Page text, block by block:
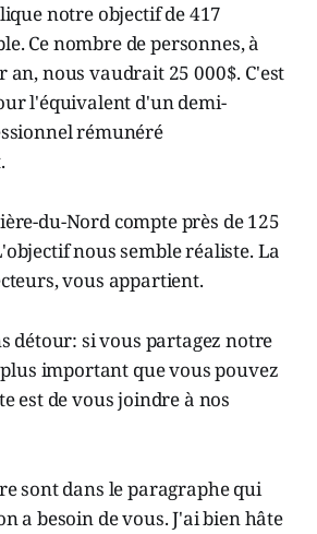
notre objectif de 417
Ce nombre de personnes, à
an, nous vaudrait 25 000$. C'est
l'équivalent d'un demi-
rémunéré
du-Nord compte près de 125
nous semble réaliste. La
vous appartient.
détour: si vous partagez notre
plus important que vous pouvez
est de vous joindre à nos
sont dans le paragraphe qui
a besoin de vous. J'ai bien hâte